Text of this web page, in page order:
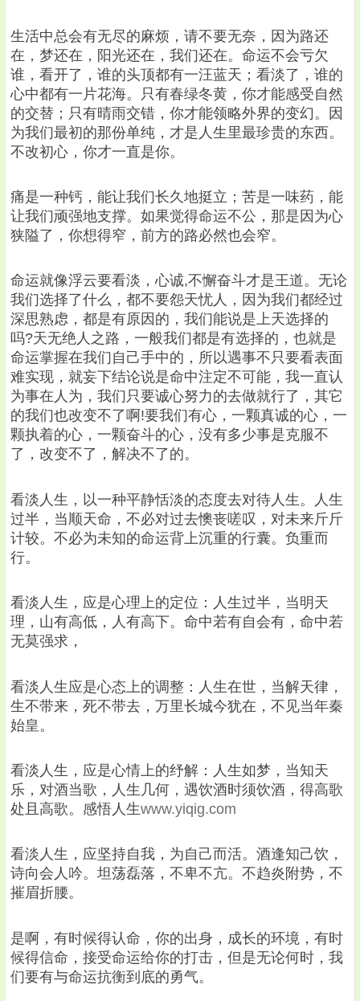
生活中总会有无尽的麻烦，请不要无奈，因为路还
在，梦还在，阳光还在，我们还在。命运不会亏欠
谁，看开了，谁的头顶都有一汪蓝天；看淡了，谁的
心中都有一片花海。只有春绿冬黄，你才能感受自然
的交替；只有晴雨交错，你才能领略外界的变幻。因
为我们最初的那份单纯，才是人生里最珍贵的东西。
不改初心，你才一直是你。
痛是一种钙，能让我们长久地挺立；苦是一味药，能
让我们顽强地支撑。如果觉得命运不公，那是因为心
狭隘了，你想得窄，前方的路必然也会窄。
命运就像浮云要看淡，心诚,不懈奋斗才是王道。无论
我们选择了什么，都不要怨天忧人，因为我们都经过
深思熟虑，都是有原因的，我们能说是上天选择的
吗?天无绝人之路，一般我们都是有选择的，也就是
命运掌握在我们自己手中的，所以遇事不只要看表面
难实现，就妄下结论说是命中注定不可能，我一直认
为事在人为，我们只要诚心努力的去做就行了，其它
的我们也改变不了啊!要我们有心，一颗真诚的心，一
颗执着的心，一颗奋斗的心，没有多少事是克服不
了，改变不了，解决不了的。
看淡人生，以一种平静恬淡的态度去对待人生。人生
过半，当顺天命，不必对过去懊丧嗟叹，对未来斤斤
计较。不必为未知的命运背上沉重的行囊。负重而
行。
看淡人生，应是心理上的定位：人生过半，当明天
理，山有高低，人有高下。命中若有自会有，命中若
无莫强求，
看淡人生应是心态上的调整：人生在世，当解天律，
生不带来，死不带去，万里长城今犹在，不见当年秦
始皇。
看淡人生，应是心情上的纾解：人生如梦，当知天
乐，对酒当歌，人生几何，遇饮酒时须饮酒，得高歌
处且高歌。感悟人生www.yiqig.com
看淡人生，应坚持自我，为自己而活。酒逢知己饮，
诗向会人吟。坦荡磊落，不卑不亢。不趋炎附势，不
摧眉折腰。
是啊，有时候得认命，你的出身，成长的环境，有时
候得信命，接受命运给你的打击，但是无论何时，我
们要有与命运抗衡到底的勇气。